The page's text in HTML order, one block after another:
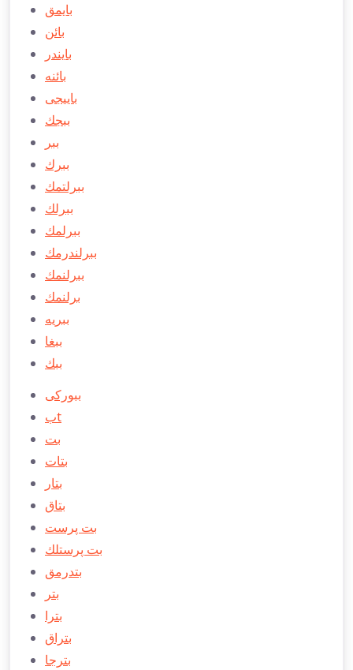
بايمق
بائن
بایندر
بائنه
باییجی
ببجك
ببر
ببرك
ببرلتمك
ببرلك
ببرلمك
ببرلندرمك
ببرلنمك
برلنمك
ببريه
ببغا
ببك
ببوركی
بt
بت
بتات
بتار
بتاق
بت پرست
بت پرستلك
بتدرمق
بتر
بترا
بتراق
بترجا